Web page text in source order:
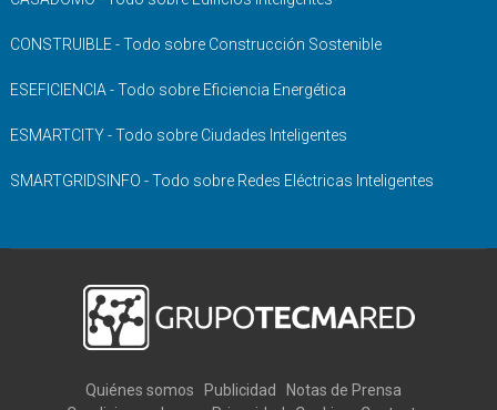
CONSTRUIBLE - Todo sobre Construcción Sostenible
ESEFICIENCIA - Todo sobre Eficiencia Energética
ESMARTCITY - Todo sobre Ciudades Inteligentes
SMARTGRIDSINFO - Todo sobre Redes Eléctricas Inteligentes
Quiénes somos Publicidad
Notas de Prensa